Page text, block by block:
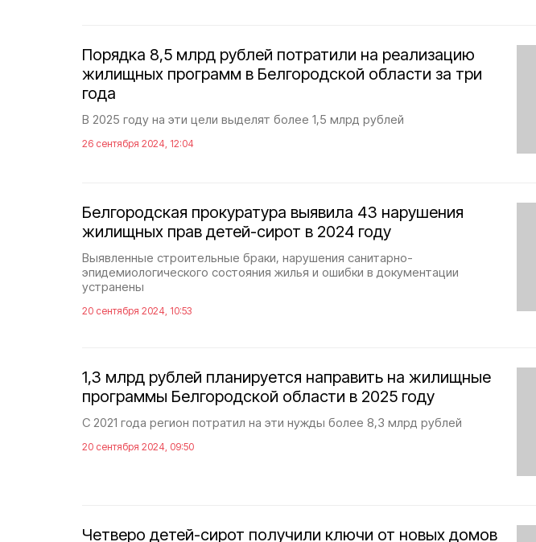
Порядка 8,5 млрд рублей потратили на реализацию
жилищных программ в Белгородской области за три
года
В 2025 году на эти цели выделят более 1,5 млрд рублей
26 сентября 2024, 12:04
Белгородская прокуратура выявила 43 нарушения
жилищных прав детей-сирот в 2024 году
Выявленные строительные браки, нарушения санитарно-
эпидемиологического состояния жилья и ошибки в документации
устранены
20 сентября 2024, 10:53
1,3 млрд рублей планируется направить на жилищные
программы Белгородской области в 2025 году
С 2021 года регион потратил на эти нужды более 8,3 млрд рублей
20 сентября 2024, 09:50
Четверо детей-сирот получили ключи от новых домов